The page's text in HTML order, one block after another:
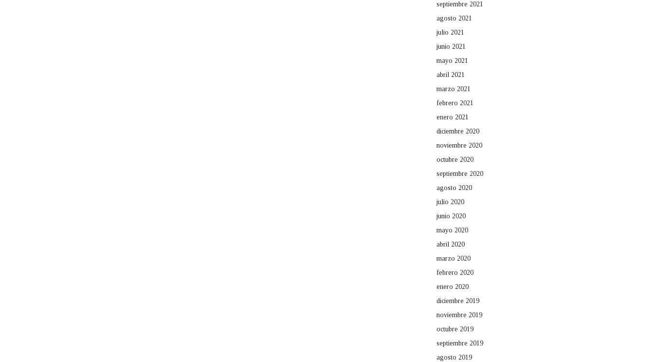
septiembre 2021
agosto 2021
julio 2021
junio 2021
mayo 2021
abril 2021
marzo 2021
febrero 2021
enero 2021
diciembre 2020
noviembre 2020
octubre 2020
septiembre 2020
agosto 2020
julio 2020
junio 2020
mayo 2020
abril 2020
marzo 2020
febrero 2020
enero 2020
diciembre 2019
noviembre 2019
octubre 2019
septiembre 2019
agosto 2019